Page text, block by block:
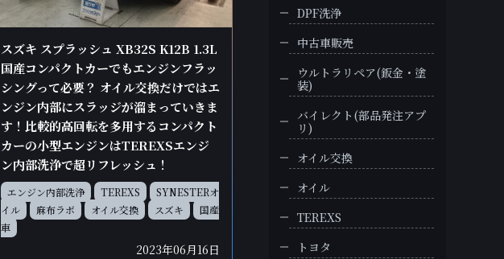
スズキ スプラッシュ XB32S K12B 1.3L
国産コンパクトカーでもエンジンフラッ
シングって必要？ オイル交換だけではエ
ンジン内部にスラッジが溜まっていきま
す！比較的高回転を多用するコンパクト
カーの小型エンジンはTEREXSエンジ
ン内部洗浄で超リフレッシュ！
エンジン内部洗浄 TEREXS
SYNESTERオ
イル
麻布ラボ オイル交換 スズキ
国産
車
2023年06月16日
DPF洗浄
中古車販売
ウルトラリペア(鈑金・塗
装)
バイレクト(部品発注アプ
リ)
オイル交換
オイル
TEREXS
トヨタ